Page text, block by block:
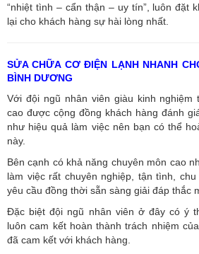
“nhiệt tình – cẩn thận – uy tín”, luôn đặt
lại cho khách hàng sự hài lòng nhất.
SỬA CHỮA CƠ ĐIỆN LẠNH NHANH
BÌNH DƯƠNG
Với đội ngũ nhân viên giàu kinh nghiệm
cao được cộng đồng khách hàng đánh
như hiệu quả làm việc nên bạn có thể
này.
Bên cạnh có khả năng chuyên môn cao
làm việc rất chuyên nghiệp, tận tình,
yêu cầu đồng thời sẵn sàng giải đáp thắc
Đặc biệt đội ngũ nhân viên ở đây có ý
luôn cam kết hoàn thành trách nhiệm
đã cam kết với khách hàng.